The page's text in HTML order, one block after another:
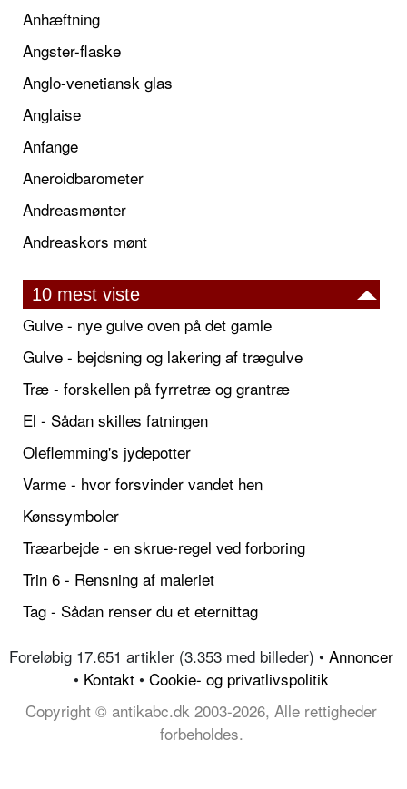
Anhæftning
Angster-flaske
Anglo-venetiansk glas
Anglaise
Anfange
Aneroidbarometer
Andreasmønter
Andreaskors mønt
10 mest viste
Gulve - nye gulve oven på det gamle
Gulve - bejdsning og lakering af trægulve
Træ - forskellen på fyrretræ og grantræ
El - Sådan skilles fatningen
Oleflemming's jydepotter
Varme - hvor forsvinder vandet hen
Kønssymboler
Træarbejde - en skrue-regel ved forboring
Trin 6 - Rensning af maleriet
Tag - Sådan renser du et eternittag
Foreløbig 17.651 artikler (3.353 med billeder) • Annoncer
• Kontakt • Cookie- og privatlivspolitik
Copyright © antikabc.dk 2003-2026, Alle rettigheder
forbeholdes.